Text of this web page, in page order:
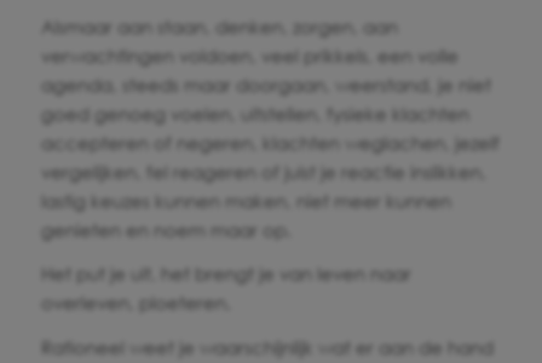
Alsmaar aan staan, denken, zorgen, aan
verwachtingen voldoen, veel prikkels, een volle
agenda, steeds maar doorgaan, weerstand, je niet
goed genoeg voelen, uitstellen, fysieke klachten
accepteren of negeren, klachten weglachen, jezelf
vergelijken, fel reageren of juist je reactie inslikken,
lastig keuzes kunnen maken, niet meer kunnen
genieten en noem maar op.
Het put je uit, het brengt je van leven naar
overleven, ploeteren.
Rationeel weet je waarschijnlijk wat er aan de hand